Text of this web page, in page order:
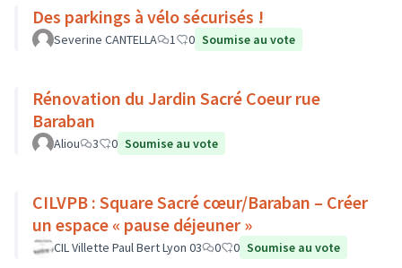
Des parkings à vélo sécurisés !
Severine CANTELLA 1 0 Soumise au vote
Rénovation du Jardin Sacré Coeur rue
Baraban
Aliou 3 0 Soumise au vote
CILVPB : Square Sacré cœur/Baraban – Créer
un espace « pause déjeuner »
CIL Villette Paul Bert Lyon 03 0 0 Soumise au vote